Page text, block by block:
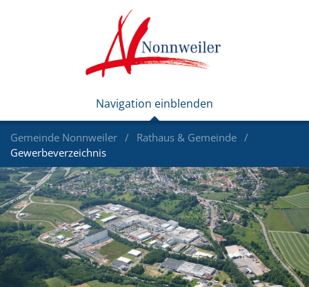
Gemeinde Nonnweiler
Rathaus & Gemeinde
Gewerbeverzeichnis